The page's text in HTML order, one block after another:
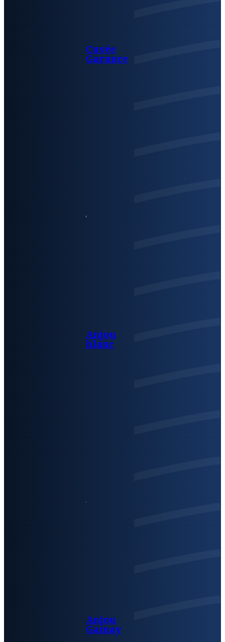
Cuvée
Garance
Anjou
blanc
Anjou
Gamay